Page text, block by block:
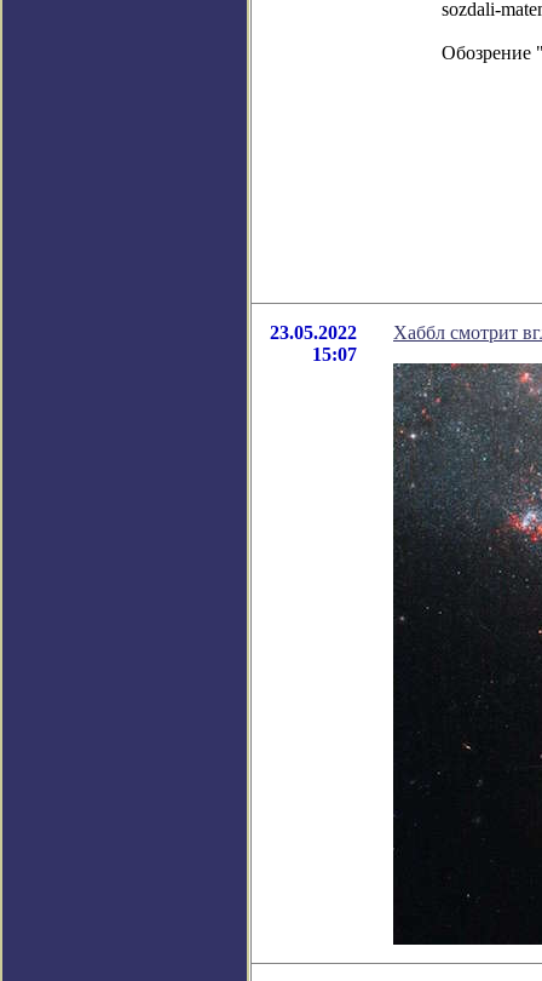
sozdali-
Обозрение
23.05.2022
15:07
Хаббл смотрит